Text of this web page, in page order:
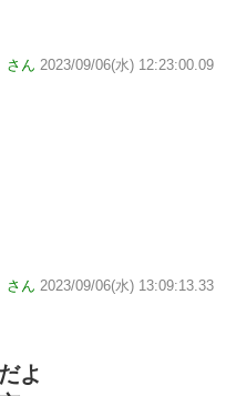
さん 2023/09/06(水) 12:23:00.09
さん 2023/09/06(水) 13:09:13.33
よ